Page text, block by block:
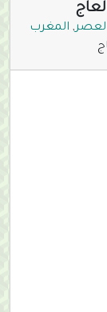
, المغرب